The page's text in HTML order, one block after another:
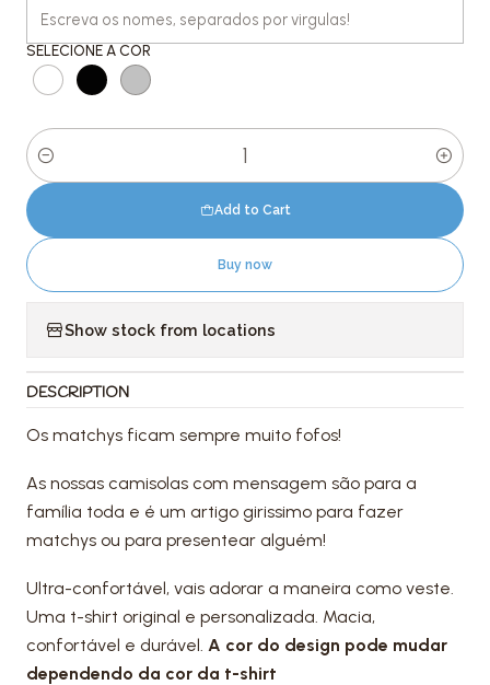
SELECIONE A COR
Quantity
Add to Cart
Buy now
Show stock from locations
DESCRIPTION
Os matchys ficam sempre muito fofos!
As nossas camisolas com mensagem são para a
família toda e é um artigo girissimo para fazer
matchys ou para presentear alguém!
Ultra-confortável, vais adorar a maneira como veste.
Uma t-shirt original e personalizada. Macia,
confortável e durável. A cor do design pode mudar
dependendo da cor da t-shirt